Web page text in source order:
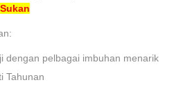
dengan pelbagai imbuhan menarik
Tahunan